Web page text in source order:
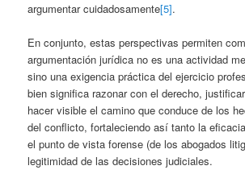
argumentar cuidadosamente[5].
En conjunto, estas perspectivas permiten
argumentación jurídica no es una actividad
sino una exigencia práctica del ejercicio
bien significa razonar con el derecho,
hacer visible el camino que conduce de los
del conflicto, fortaleciendo así tanto la
el punto de vista forense (de los abogados
legitimidad de las decisiones judiciales.